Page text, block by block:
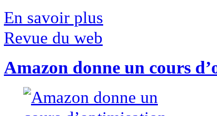
En savoir plus
Revue du web
Amazon donne un cours